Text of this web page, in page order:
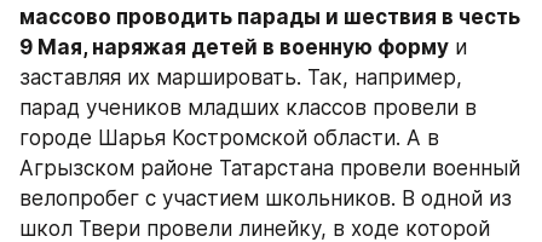
массово проводить парады и шествия в честь
9 Мая, наряжая детей в военную форму и
заставляя их маршировать. Так, например,
парад учеников младших классов провели в
городе Шарья Костромской области. А в
Агрызском районе Татарстана провели военный
велопробег с участием школьников. В одной из
школ Твери провели линейку, в ходе которой